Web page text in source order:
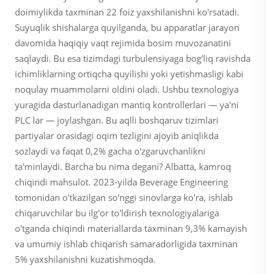
doimiylikda taxminan 22 foiz yaxshilanishni ko'rsatadi.
Suyuqlik shishalarga quyilganda, bu apparatlar jarayon
davomida haqiqiy vaqt rejimida bosim muvozanatini
saqlaydi. Bu esa tizimdagi turbulensiyaga bog'liq ravishda
ichimliklarning ortiqcha quyilishi yoki yetishmasligi kabi
noqulay muammolarni oldini oladi. Ushbu texnologiya
yuragida dasturlanadigan mantiq kontrollerlari — ya'ni
PLC lar — joylashgan. Bu aqlli boshqaruv tizimlari
partiyalar orasidagi oqim tezligini ajoyib aniqlikda
sozlaydi va faqat 0,2% gacha o'zgaruvchanlikni
ta'minlaydi. Barcha bu nima degani? Albatta, kamroq
chiqindi mahsulot. 2023-yilda Beverage Engineering
tomonidan o'tkazilgan so'nggi sinovlarga ko'ra, ishlab
chiqaruvchilar bu ilg'or to'ldirish texnologiyalariga
o'tganda chiqindi materiallarda taxminan 9,3% kamayish
va umumiy ishlab chiqarish samaradorligida taxminan
5% yaxshilanishni kuzatishmoqda.